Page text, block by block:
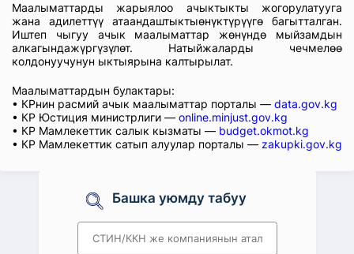
Маалыматтарды жарыялоо ачыктыкты жогорулатууга
жана адилеттүү атаандаштыктыөнүктүрүүгө багытталган.
Иштеп чыгуу ачык маалыматтар жөнүндө мыйзамдын
алкагындажүргүзүлөт. Натыйжаларды чечмелөө
колдонуучунун ыктыярына калтырылат.
Маалыматтардын булактары:
• КРнин расмий ачык маалыматтар порталы — data.gov.kg
• КР Юстиция министрлиги — online.minjust.gov.kg
• КР Мамлекеттик салык кызматы — budget.okmot.kg
• КР Мамлекеттик сатып алуулар порталы — zakupki.gov.kg
Башка уюмду табуу